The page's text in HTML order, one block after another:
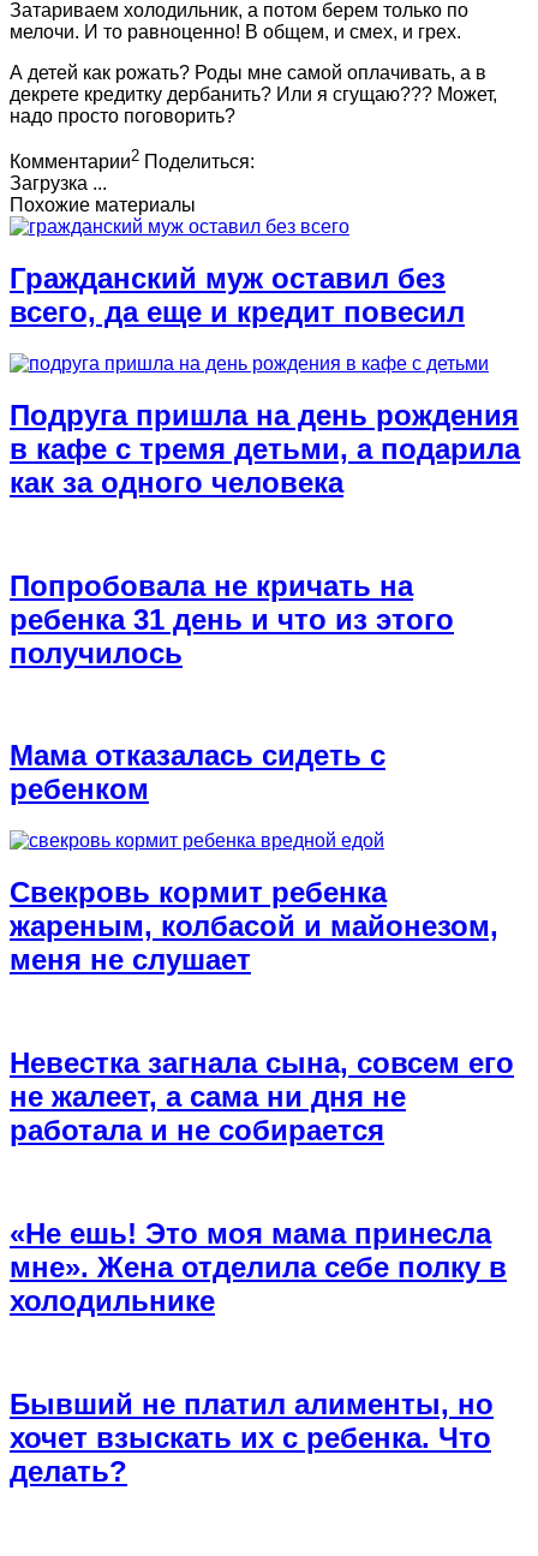
Затариваем холодильник, а потом берем только по
мелочи. И то равноценно! В общем, и смех, и грех.
А детей как рожать? Роды мне самой оплачивать, а в
декрете кредитку дербанить? Или я сгущаю??? Может,
надо просто поговорить?
Комментарии2 Поделиться:
Загрузка ...
Похожие материалы
Гражданский муж оставил без
всего, да еще и кредит повесил
Подруга пришла на день рождения
в кафе с тремя детьми, а подарила
как за одного человека
Попробовала не кричать на
ребенка 31 день и что из этого
получилось
Мама отказалась сидеть с
ребенком
Свекровь кормит ребенка
жареным, колбасой и майонезом,
меня не слушает
Невестка загнала сына, совсем его
не жалеет, а сама ни дня не
работала и не собирается
«Не ешь! Это моя мама принесла
мне». Жена отделила себе полку в
холодильнике
Бывший не платил алименты, но
хочет взыскать их с ребенка. Что
делать?